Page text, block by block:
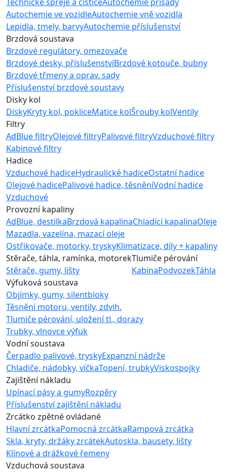
Autochemie ve vozidleAutochemie vně vozidla
Lepidla, tmely, barvyAutochemie příslušenství
Brzdová soustava
Brzdové regulátory, omezovače
Brzdové desky, příslušenstvíBrzdové kotouče, bubny
Brzdové třmeny a oprav. sady
Příslušenství brzdové soustavy
Disky kol
DiskyKryty kol, pokliceMatice kolŠrouby kolVentily
Filtry
AdBlue filtryOlejové filtryPalivové filtryVzduchové filtry
Kabinové filtry
Hadice
Vzduchové hadiceHydraulické hadiceOstatní hadice
Olejové hadicePalivové hadice, těsněníVodní hadice
Vzduchové
Provozní kapaliny
AdBlue, destilkaBrzdová kapalinaChladící kapalinaOleje
Mazadla, vazelína, mazací oleje
Ostřikovače, motorky, tryskyKlimatizace, díly + kapaliny
Stěrače, táhla, ramínka, motorek
Stěrače, gumy, lišty
Tlumiče pérování
KabinaPodvozekTáhla
Výfuková soustava
Objímky, gumy, silentbloky
Těsnění motoru, ventily, zdvih.
Tlumiče pérování, uložení tl., dorazy
Trubky, vlnovce výfuk
Vodní soustava
Čerpadlo palivové, tryskyExpanzní nádrže
Chladiče, nádobky, víčkaTopení, trubkyViskospojky
Zajištění nákladu
Upínací pásy a gumyRozpěry
Příslušenství zajištění nákladu
Zrcátko zpětné ovládané
Hlavní zrcátkaPomocná zrcátkaRampová zrcátka
Skla, kryty, držáky zrcátekAutoskla, bausety, lišty
Klínové a drážkové řemeny
Vzduchová soustava